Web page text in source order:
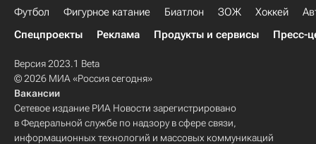
Футбол Фигурное катание Биатлон ЗОЖ Хоккей
Спецпроекты
Реклама Продукты и сервисы Пресс-
Версия 2023.1 Beta
© 2026 МИА «Россия сегодня»
Вакансии
Сетевое издание РИА Новости зарегистрировано
в Федеральной службе по надзору в сфере связи,
информационных технологий и массовых коммуникаций